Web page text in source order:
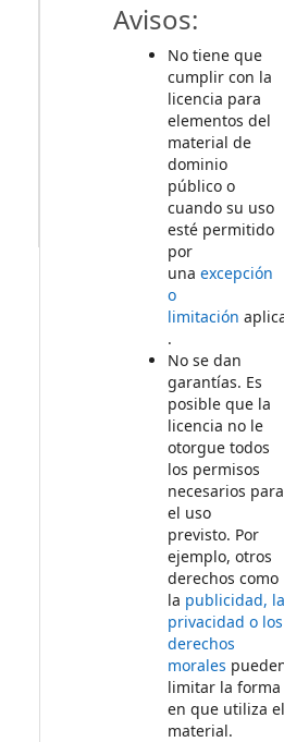
Avisos:
No tiene que
cumplir con la
licencia para
elementos del
material de
dominio
público o
cuando su uso
esté permitido
por
unaexcepción
o
limitación
.
No se dan
garantías. Es
posible que la
licencia no le
otorgue todos
los permisos
necesarios para
el uso
previsto. Por
ejemplo, otros
derechos como
la publicidad,
privacidad o los
derechos
morales
limitar la forma
en que utiliza
material.